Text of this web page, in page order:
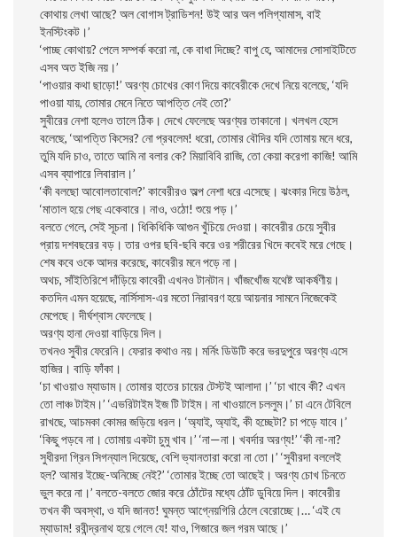
কোথায় লেখা আছে? অল বােগাস ট্রাডিশন! উই আর অল পলিগ্যামাস, বাই
ইনস্টিংকট।’
‘পাচ্ছ কোথায়? পেলে সম্পর্ক করাে না, কে বাধা দিচ্ছে? বাপু হে, আমাদের সােসাইটিতে
এসব অত ইজি নয়।’
‘পাওয়ার কথা ছাড়াে!’ অরণ্য চোখের কোণ দিয়ে কাবেরীকে দেখে নিয়ে বলেছে, ‘যদি
পাওয়া যায়, তােমার মেনে নিতে আপত্তি নেই তাে?’
সুবীরের নেশা হলেও তালে ঠিক। দেখে ফেলেছে অরণ্যর তাকানাে। খলখল হেসে
বলেছে, ‘আপত্তি কিসের? নাে প্রবলেম! ধরাে, তােমার বৌদির যদি তােমায় মনে ধরে,
তুমি যদি চাও, তাতে আমি না বলার কে? মিয়াবিবি রাজি, তাে কেয়া করেগা কাজি! আমি
এসব ব্যাপারে লিবারাল।’
‘কী বলছাে আবােলতাবােল?’ কাবেরীরও অল্প নেশা ধরে এসেছে। ঝংকার দিয়ে উঠল,
‘মাতাল হয়ে গেছ একেবারে। নাও, ওঠো! শুয়ে পড়।’
বলতে গেলে, সেই সূচনা। ধিকিধিকি আগুন খুঁচিয়ে দেওয়া। কাবেরীর চেয়ে সুবীর
প্রায় দশবছরের বড়। তার ওপর ছবি-ছবি করে ওর শরীরের খিদে কবেই মরে গেছে।
শেষ কবে ওকে আদর করেছে, কাবেরীর মনে পড়ে না।
অথচ, সাঁইতিরিশে দাঁড়িয়ে কাবেরী এখনও টানটান। খাঁজখোঁজ যথেষ্ট আকর্ষণীয়।
কতদিন এমন হয়েছে, নার্সিসাস-এর মতাে নিরাবরণ হয়ে আয়নার সামনে নিজেকেই
মেপেছে। দীর্ঘশ্বাস ফেলেছে।
অরণ্য হানা দেওয়া বাড়িয়ে দিল।
তখনও সুবীর ফেরেনি। ফেরার কথাও নয়। মর্নিং ডিউটি করে ভরদুপুরে অরণ্য এসে
হাজির। বাড়ি ফাঁকা।
‘চা খাওয়াও ম্যাডাম। তােমার হাতের চায়ের টেস্টই আলাদা।’ ‘চা খাবে কী? এখন
তাে লাঞ্চ টাইম।’ ‘এভরিটাইম ইজ টি টাইম। না খাওয়ালে চললুম।’ চা এনে টেবিলে
রাখছে, আচমকা কোমর জড়িয়ে ধরল। ‘অ্যাই, অ্যাই, কী হচ্ছেটা? চা পড়ে যাবে।’
‘কিছু পড়বে না। তােমায় একটা চুমু খাব।’ ‘না—না। খবর্দার অরণ্য!’ ‘কী না-না?
সুধীরদা গ্রিন সিগন্যাল দিয়েছে, বেশি ভ্যানতারা করাে না তাে।’ ‘সুবীরদা বললেই
হল? আমার ইচ্ছে-অনিচ্ছে নেই?’ ‘তােমার ইচ্ছে তাে আছেই। অরণ্য চোখ চিনতে
ভুল করে না।’ বলতে-বলতে জোর করে ঠোঁটের মধ্যে ঠোঁট ডুবিয়ে দিল। কাবেরীর
তখন কী অবস্থা, ও যদি জানত! ঘুমন্ত আগ্নেয়গিরি ঠেলে বেরােচ্ছে।… ‘এই যে
ম্যাডাম! রবীন্দ্রনাথ হয়ে গেলে যে! যাও, গিজারে জল গরম আছে।’